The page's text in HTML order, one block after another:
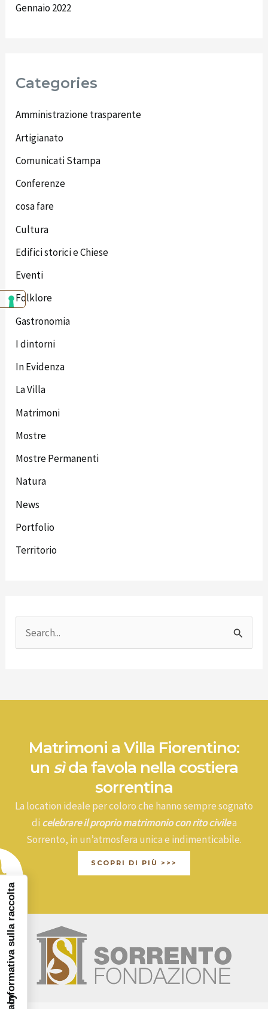
Gennaio 2022
Categories
Amministrazione trasparente
Artigianato
Comunicati Stampa
Conferenze
cosa fare
Cultura
Edifici storici e Chiese
Eventi
Folklore
Gastronomia
I dintorni
In Evidenza
La Villa
Matrimoni
Mostre
Mostre Permanenti
Natura
News
Portfolio
Territorio
c
Matrimoni a Villa Fiorentino:
un sìda favola nella costiera
sorrentina
La location ideale per coloro che hanno sempre sognato
di celebrare il proprio matrimonio con rito civilea
Sorrento, in un’atmosfera unica e indimenticabile.
SCOPRI DI PIÙ >>>
Informativa sulla raccolta